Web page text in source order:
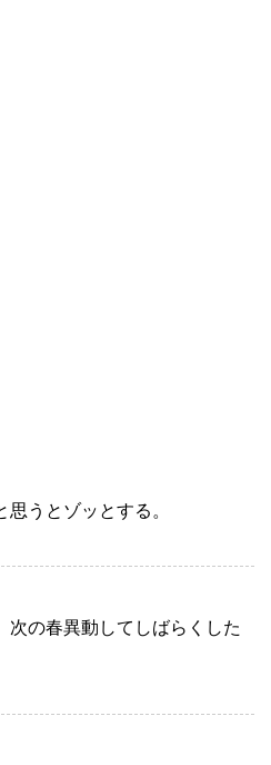
うとゾッとする。
次の春異動してしばらくした